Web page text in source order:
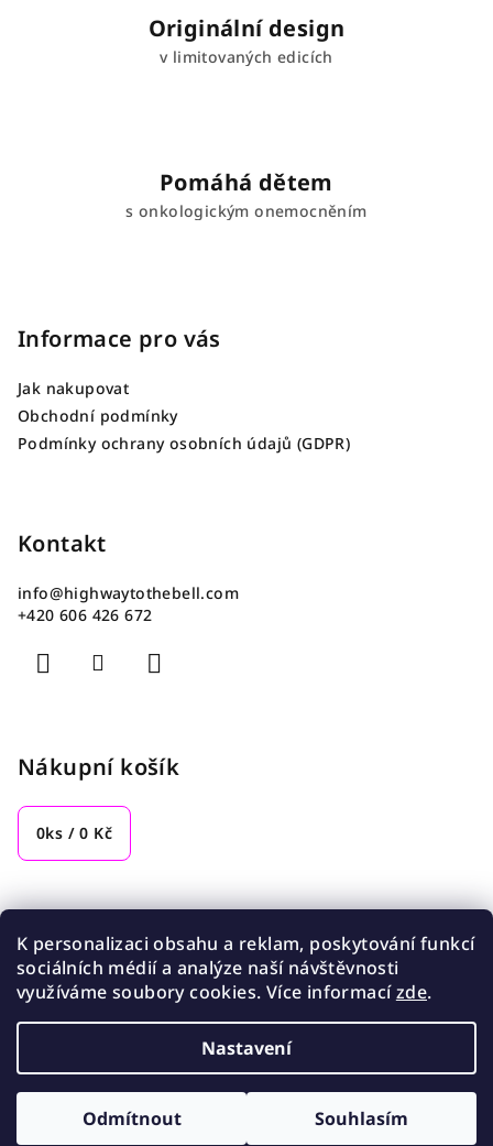
K personalizaci obsahu a reklam, poskytování funkcí
sociálních médií a analýze naší návštěvnosti
využíváme soubory cookies. Více informacízde.
Nastavení
Odmítnout Souhlasím
v
ý
p
Originální design
v limitovaných edicích
Pomáhá dětem
s onkologickým onemocněním
Informace pro vás
Jak nakupovat
Obchodní podmínky
Podmínky ochrany osobních údajů (GDPR)
Kontakt
info@highwaytothebell.com
+420 606 426 672
Nákupní košík
0ks /0 Kč
Přijímáme online platby
Upravit nastavení cookies